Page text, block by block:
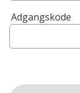
Adgangskode